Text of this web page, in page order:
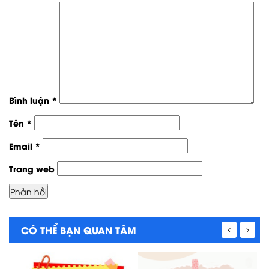
Bình luận *
Tên *
Email *
Trang web
CÓ THỂ BẠN QUAN TÂM